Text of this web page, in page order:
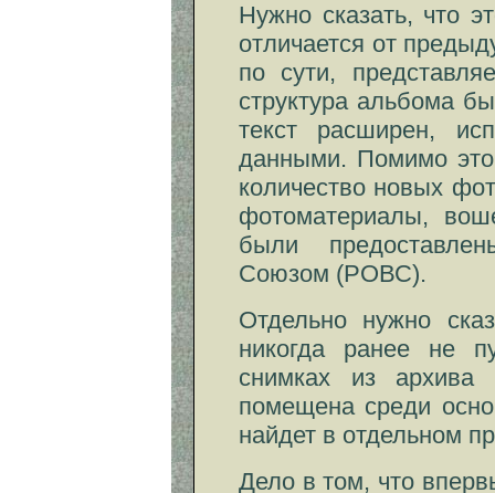
Нужно сказать, что
отличается от
по сути,
структура альбома
текст расширен,
данными. Помимо
количество новых
фотоматериалы,
были
Союзом (РОВС).
Отдельно нужно
никогда ранее не
снимках из
помещена среди
найдет в отдельном
Дело в том, что